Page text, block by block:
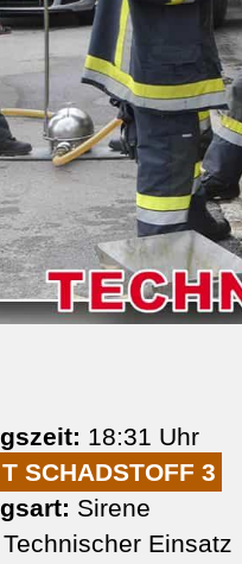
18:31 Uhr
T SCHADSTOFF 3
Sirene
Technischer Einsatz